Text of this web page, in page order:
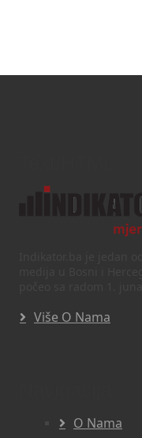
Više O Nama
O Nama